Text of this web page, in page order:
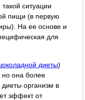
ситуации
пищи (в первую
На ее основе и
для
диеты)
но она более
организм в
эффект от